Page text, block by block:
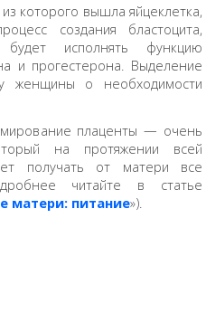
которого вышла яйцеклетка,
создания бластоцита,
исполнять функцию
и прогестерона. Выделение
женщины о необходимости
плаценты — очень
на протяжении всей
получать от матери все
читайте в статье
матери: питание»).